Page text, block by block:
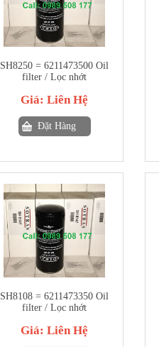
SH8250 = 6211473500 Oil
filter / Lọc nhớt
Giá: Liên Hệ
Đặt Hàng
SH8108 = 6211473350 Oil
filter / Lọc nhớt
Giá: Liên Hệ